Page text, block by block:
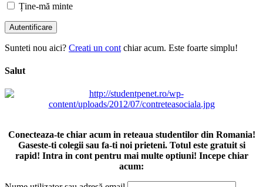
Ține-mă minte
Sunteti nou aici? Creati un cont chiar acum. Este foarte simplu!
Salut
Conecteaza-te chiar acum in reteaua studentilor din Romania!
Gaseste-ti colegii sau fa-ti noi prieteni. Totul este gratuit si
rapid! Intra in cont pentru mai multe optiuni! Incepe chiar
acum: